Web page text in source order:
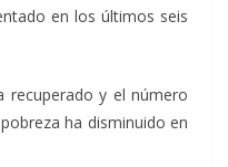
en los últimos seis
recuperado y el número
ha disminuido en